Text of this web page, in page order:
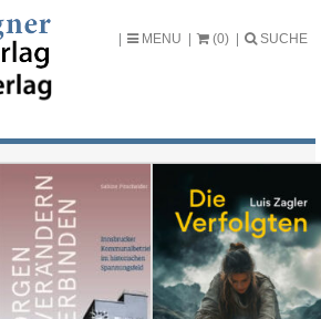
MENU (0) SUCHE